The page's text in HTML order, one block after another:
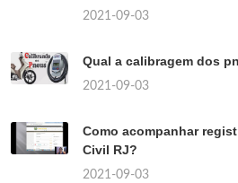
2021-09-03
Qual a calibragem dos
2021-09-03
Como acompanhar
Civil RJ?
2021-09-03